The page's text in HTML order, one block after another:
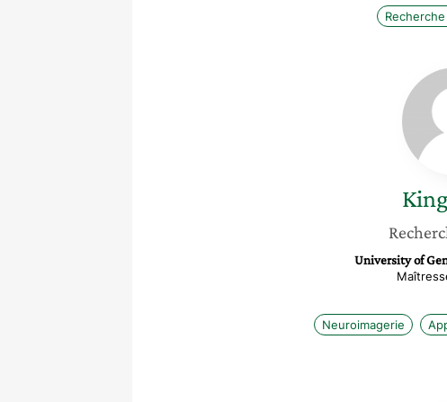
University of
Neuroimagerie